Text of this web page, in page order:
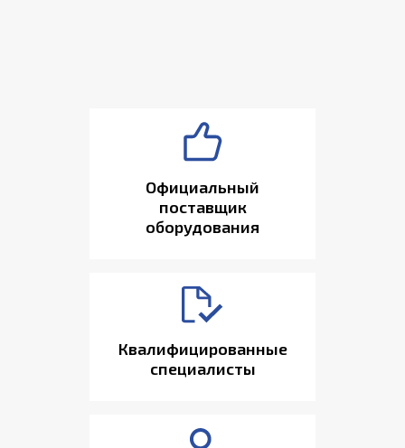
Официальный
поставщик
оборудования
Квалифицированные
специалисты